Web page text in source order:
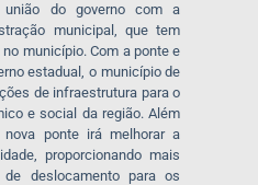
do governo com a
municipal, que tem
município. Com a ponte e
estadual, o município de
de infraestrutura para o
e social da região. Além
ponte irá melhorar a
proporcionando mais
deslocamento para os